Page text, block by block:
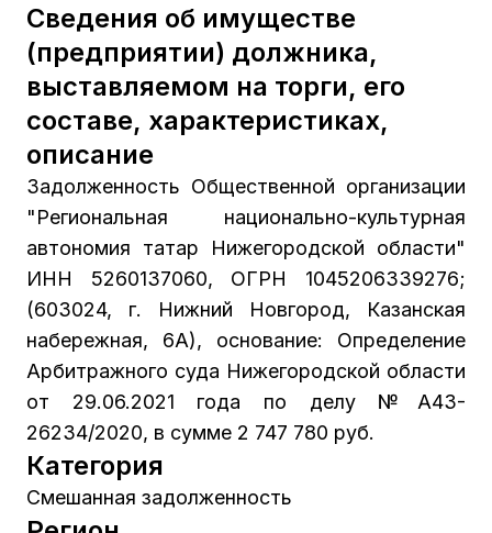
Сведения об имуществе
(предприятии) должника,
выставляемом на торги, его
составе, характеристиках,
описание
Задолженность Общественной организации
"Региональная национально-культурная
автономия татар Нижегородской области"
ИНН 5260137060, ОГРН 1045206339276;
(603024, г. Нижний Новгород, Казанская
набережная, 6А), основание: Определение
Арбитражного суда Нижегородской области
от 29.06.2021 года по делу №А43-
26234/2020, в сумме 2 747 780 руб.
Категория
Смешанная задолженность